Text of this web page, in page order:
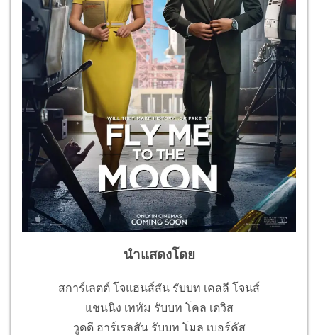
นำแสดงโดย
สการ์เลตต์ โจแฮนส์สัน รับบท เคลลี โจนส์
แชนนิง เททัม รับบท โคล เดวิส
วูดดี ฮาร์เรลสัน รับบท โมล เบอร์คัส